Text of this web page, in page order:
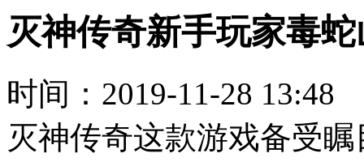
灭神传奇新手玩家毒
时间： 2019-11-28 13:48
灭神传奇这款游戏备受